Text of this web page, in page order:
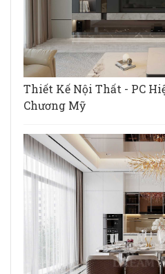
Thiết Kế Nội Thất - PC
Chương Mỹ